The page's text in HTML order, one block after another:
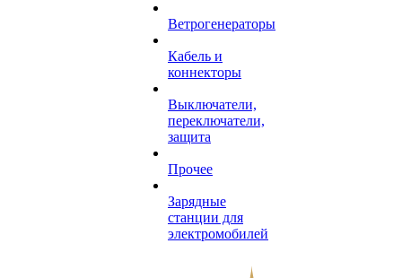
Ветрогенераторы
Кабель и
коннекторы
Выключатели,
переключатели,
защита
Прочее
Зарядные
станции для
электромобилей